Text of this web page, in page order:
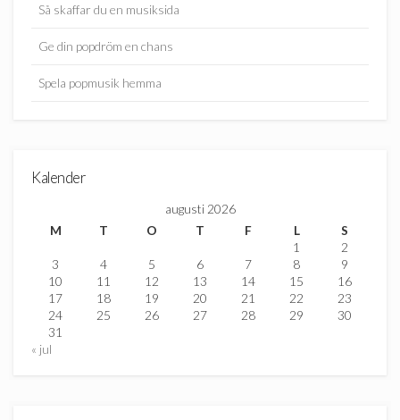
Så skaffar du en musiksida
Ge din popdröm en chans
Spela popmusik hemma
Kalender
augusti 2026
M
T O T F L
S
1
2
3
4 5 6 7 8
9
10
11 12 13 14 15
16
17
18 19 20 21 22
23
24
25 26 27 28 29
30
31
« jul